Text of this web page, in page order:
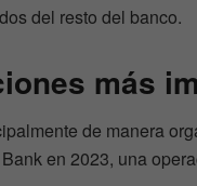
del resto del banco.
más
de manera
en 2023, una